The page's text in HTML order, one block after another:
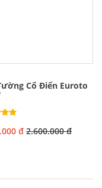
Cổ Điển Euroto
đ 2.600.000 đ